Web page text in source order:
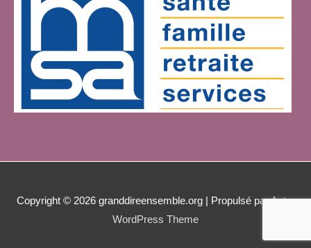
Copyright © 2026 granddireensemble.org| Propulsé parAstra
WordPress Theme